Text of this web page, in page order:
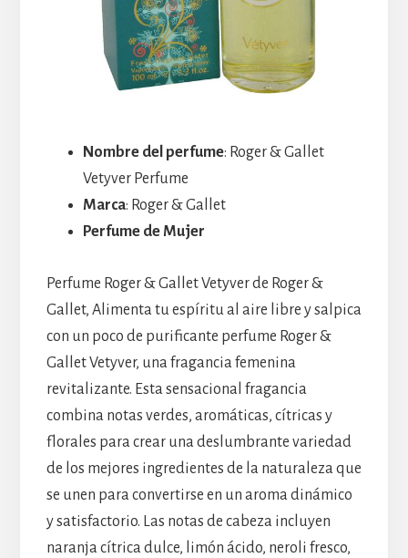
Nombre del perfume: Roger & Gallet
Vetyver Perfume
Marca: Roger & Gallet
Perfume de Mujer
Perfume Roger & Gallet Vetyver de Roger &
Gallet, Alimenta tu espíritu al aire libre y salpica
con un poco de purificante perfume Roger &
Gallet Vetyver, una fragancia femenina
revitalizante. Esta sensacional fragancia
combina notas verdes, aromáticas, cítricas y
florales para crear una deslumbrante variedad
de los mejores ingredientes de la naturaleza que
se unen para convertirse en un aroma dinámico
y satisfactorio. Las notas de cabeza incluyen
naranja cítrica dulce, limón ácido, neroli fresco,